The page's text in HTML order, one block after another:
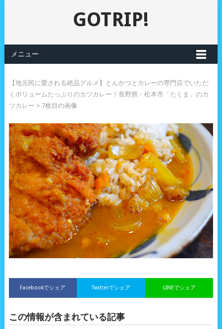
GOTRIP!
メニュー
【地元民に愛される絶品グルメ】とんかつとカレーの専門店でいただ
くボリュームたっぷりのカツカレー！長野県・松本市「たくま」のカ
ツカレー > 7枚目の画像
Facebookでシェア LINEでシェア
Twitterでシェア
この情報が含まれている記事